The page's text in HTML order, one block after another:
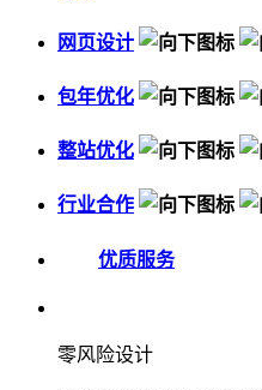
网页设计
包年优化
整站优化
行业合作
优质服务
零风险设计